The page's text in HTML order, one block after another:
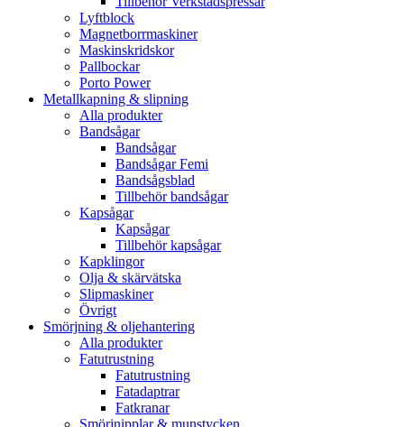
Lyftblock
Magnetborrmaskiner
Maskinskridskor
Pallbockar
Porto Power
Metallkapning & slipning
Alla produkter
Bandsågar
Bandsågar
Bandsågar Femi
Bandsågsblad
Tillbehör bandsågar
Kapsågar
Kapsågar
Tillbehör kapsågar
Kapklingor
Olja & skärvätska
Slipmaskiner
Övrigt
Smörjning & oljehantering
Alla produkter
Fatutrustning
Fatutrustning
Fatadaptrar
Fatkranar
Smörjnipplar & munstycken